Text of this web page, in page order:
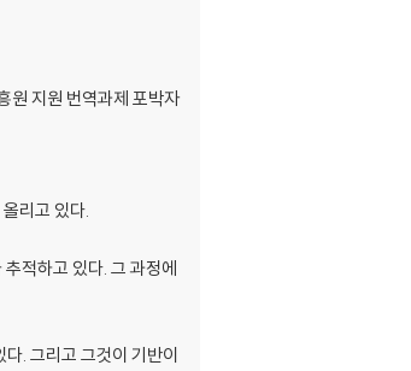
원 지원 번역과제 포박자
리고 있다.
적하고 있다. 그 과정에
. 그리고 그것이 기반이